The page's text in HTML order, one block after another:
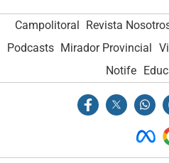
Campolitoral Revista
Podcasts Mirador Provincial
Notife